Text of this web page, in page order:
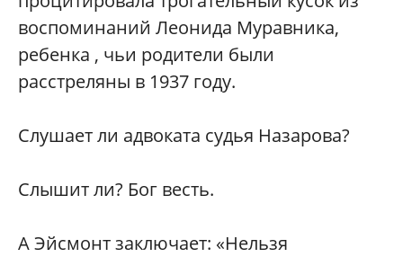
воспоминаний Леонида Муравника,
ребенка , чьи родители были
расстреляны в 1937 году.
Слушает ли адвоката судья Назарова?
Слышит ли? Бог весть.
А Эйсмонт заключает: «Нельзя